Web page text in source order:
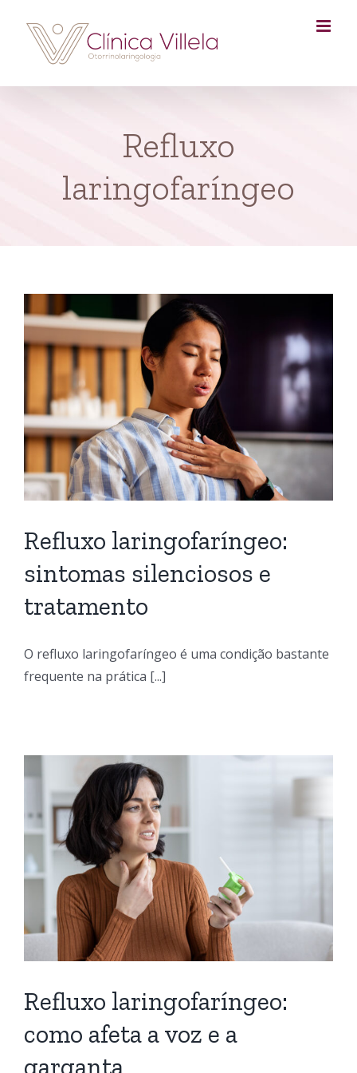
content
Refluxo
laringofaríngeo
Refluxo laringofaríngeo:
sintomas silenciosos e
tratamento
O refluxo laringofaríngeo é uma condição bastante
frequente na prática [...]
Refluxo laringofaríngeo:
como afeta a voz e a
garganta